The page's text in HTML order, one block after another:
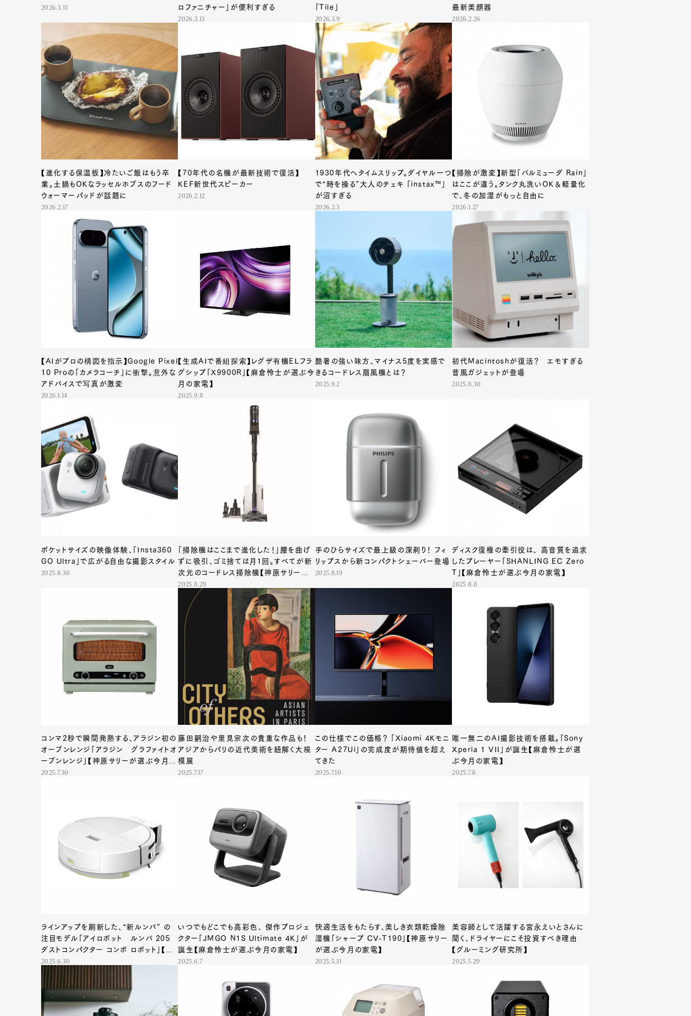
Art&Design Watch
Fashion
Gourmet
Cars Product
Culture
Lifestyle
Pen Membership Magazine Official Columnist Contact
Pen tw
2026.3.13
ロファニチャー」が便利すぎる
2026.3.13
「Tile」
2026.3.9
最新美顔器
2026.2.26
【進化する保温板】冷たいご飯はもう卒
業。土鍋もOKなラッセルホブスのフード
ウォーマーパッドが話題に
2026.2.17
【70年代の名機が最新技術で復活】
KEF新世代スピーカー
2026.2.12
1930年代へタイムスリップ。ダイヤル一つ
で“時を操る”大人のチェキ 「instax™」
が沼すぎる
2026.2.3
【掃除が激変】新型「バルミューダ Rain」
はここが違う。タンク丸洗いOK＆軽量化
で、冬の加湿がもっと自由に
2026.1.27
【AIがプロの構図を指示】Google Pixel
10 Proの「カメラコーチ」に衝撃。意外な
アドバイスで写真が激変
2026.1.14
【生成AIで番組探索】レグザ有機ELフラ
グシップ「X9900R」【麻倉怜士が選ぶ今
月の家電】
2025.9.8
酷暑の強い味方、マイナス5度を実感で
きるコードレス扇風機とは？
2025.9.2
初代Macintoshが復活？ エモすぎる
昔風ガジェットが登場
2025.8.30
ポケットサイズの映像体験、「Insta360
GO Ultra」で広がる自由な撮影スタイル
2025.8.30
「掃除機はここまで進化した！」腰を曲げ
ずに吸引、ゴミ捨ては月1回。すべてが新
次元のコードレス掃除機【神原サリーが
選ぶ今月の家電】
2025.8.29
手のひらサイズで最上級の深剃り！ フィ
リップスから新コンパクトシェーバー登場
2025.8.19
ディスク復権の牽引役は、 高音質を追求
したプレーヤー「SHANLING EC Zero
T」【麻倉怜士が選ぶ今月の家電】
2025.8.8
コンマ2秒で瞬間発熱する、アラジン初の
オーブンレンジ「アラジン グラファイトオ
ーブンレンジ」【神原サリーが選ぶ今月の
家電】
2025.7.30
藤田嗣治や里見宗次の貴重な作品も！
アジアからパリの近代美術を紐解く大規
模展
2025.7.17
この仕様でこの価格？ 「Xiaomi 4Kモニ
ター A27Ui」の完成度が期待値を超え
てきた
2025.7.10
唯一無二のAI撮影技術を搭載。「Sony
Xperia 1 VII」が誕生【麻倉怜士が選
ぶ今月の家電】
2025.7.8
ラインアップを刷新した、“新ルンバ” の
注目モデル「アイロボット ルンバ 205
ダストコンパクター コンボ ロボット」【神
原サリーが選ぶ今月の家電】
2025.6.30
いつでもどこでも高彩色、 傑作プロジェ
クター「JMGO N1S Ultimate 4K」が
誕生【麻倉怜士が選ぶ今月の家電】
2025.6.7
快適生活をもたらす、美しき衣類乾燥除
湿機「シャープ CV-T190」【神原サリー
が選ぶ今月の家電】
2025.5.31
美容師として活躍する宮永えいとさんに
聞く、ドライヤーにこそ投資すべき理由
【グルーミング研究所】
2025.5.29